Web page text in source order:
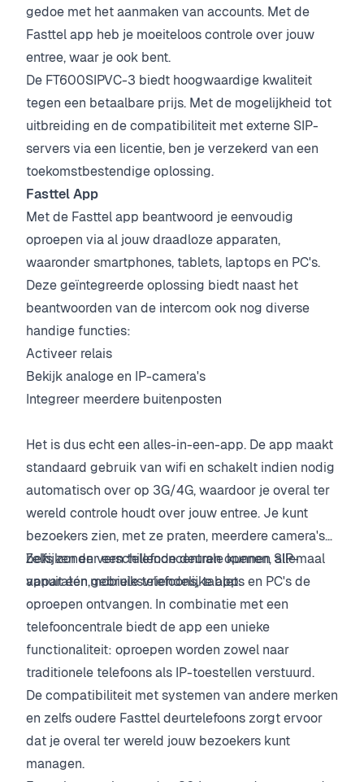
gedoe met het aanmaken van accounts. Met de
Fasttel app heb je moeiteloos controle over jouw
entree, waar je ook bent.
De FT600SIPVC-3 biedt hoogwaardige kwaliteit
tegen een betaalbare prijs. Met de mogelijkheid tot
uitbreiding en de compatibiliteit met externe SIP-
servers via een licentie, ben je verzekerd van een
toekomstbestendige oplossing.
Fasttel App
Met de Fasttel app beantwoord je eenvoudig
oproepen via al jouw draadloze apparaten,
waaronder smartphones, tablets, laptops en PC's.
Deze geïntegreerde oplossing biedt naast het
beantwoorden van de intercom ook nog diverse
handige functies:
Activeer relais
Bekijk analoge en IP-camera's
Integreer meerdere buitenposten
Het is dus echt een alles-in-een-app. De app maakt
standaard gebruik van wifi en schakelt indien nodig
automatisch over op 3G/4G, waardoor je overal ter
wereld controle houdt over jouw entree. Je kunt
bezoekers zien, met ze praten, meerdere camera's
bekijken en verschillende deuren openen, allemaal
vanuit één gebruiksvriendelijke app.
Zelfs zonder een telefooncentrale kunnen SIP-
apparaten,mobiele telefoons, tablets en PC's de
oproepen ontvangen. In combinatie met een
telefooncentrale biedt de app een unieke
functionaliteit: oproepen worden zowel naar
traditionele telefoons als IP-toestellen verstuurd.
De compatibiliteit met systemen van andere merken
en zelfs oudere Fasttel deurtelefoons zorgt ervoor
dat je overal ter wereld jouw bezoekers kunt
managen.